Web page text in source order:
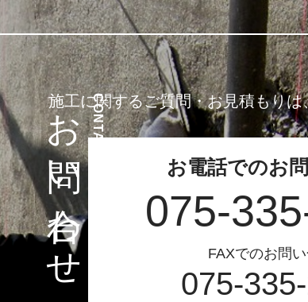
お問い合わせCONTACT
施工に関するご質問・お見積もりは
お電話でのお
075-
FAXでのお問
075-